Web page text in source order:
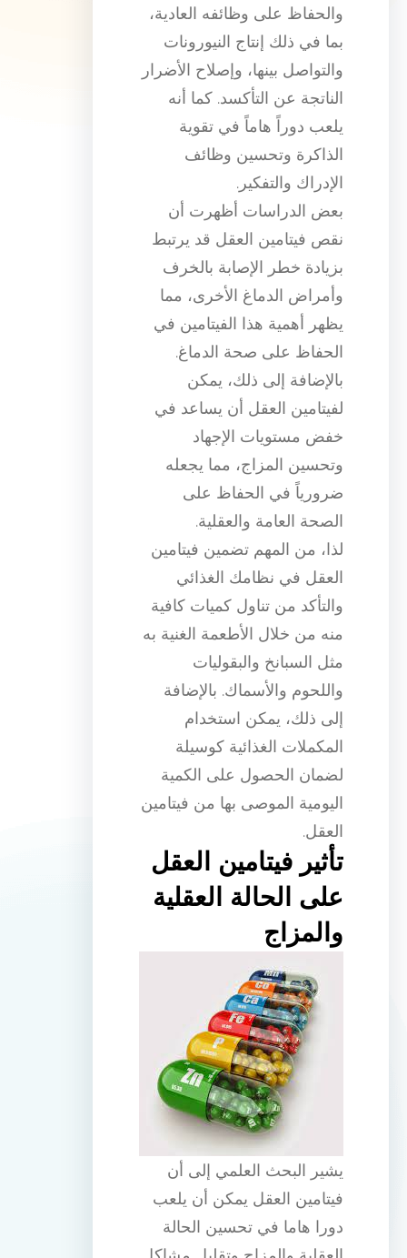
والحفاظ على وظائفه العادية،
بما في ذلك إنتاج النيورونات
والتواصل بينها، وإصلاح الأضرار
الناتجة عن التأكسد. كما أنه
يلعب دوراً هاماً في تقوية
الذاكرة وتحسين وظائف
الإدراك والتفكير.
بعض الدراسات أظهرت أن
نقص فيتامين العقل قد يرتبط
بزيادة خطر الإصابة بالخرف
وأمراض الدماغ الأخرى، مما
يظهر أهمية هذا الفيتامين في
الحفاظ على صحة الدماغ.
بالإضافة إلى ذلك، يمكن
لفيتامين العقل أن يساعد في
خفض مستويات الإجهاد
وتحسين المزاج، مما يجعله
ضرورياً في الحفاظ على
الصحة العامة والعقلية.
لذا، من المهم تضمين فيتامين
العقل في نظامك الغذائي
والتأكد من تناول كميات كافية
منه من خلال الأطعمة الغنية به
مثل السبانخ والبقوليات
واللحوم والأسماك. بالإضافة
إلى ذلك، يمكن استخدام
المكملات الغذائية كوسيلة
لضمان الحصول على الكمية
اليومية الموصى بها من فيتامين
العقل.
تأثير فيتامين العقل
على الحالة العقلية
والمزاج
يشير البحث العلمي إلى أن
فيتامين العقل يمكن أن يلعب
دورا هاما في تحسين الحالة